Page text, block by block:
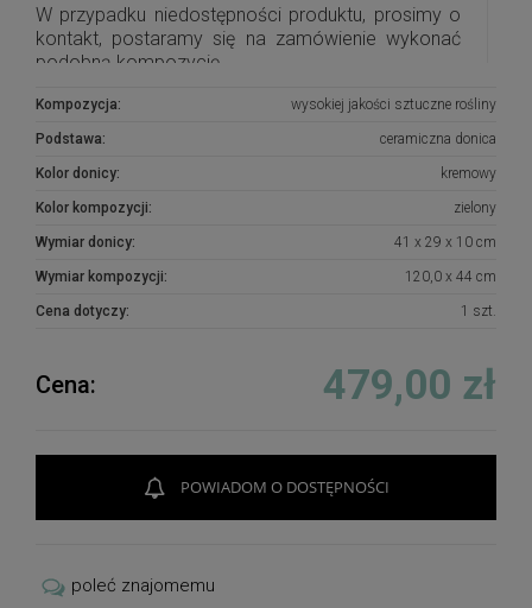
W przypadku niedostępności produktu, prosimy o
kontakt, postaramy się na zamówienie wykonać
podobną kompozycję.
Kompozycja: wysokiej jakości sztuczne rośliny
Podstawa: ceramiczna donica
Kolor donicy: kremowy
Kolor kompozycji: zielony
Wymiar donicy: 41 x 29 x 10 cm
Wymiar kompozycji: 120,0 x 44 cm
Cena dotyczy: 1 szt.
Cena: 479,00 zł
POWIADOM O DOSTĘPNOŚCI
poleć znajomemu